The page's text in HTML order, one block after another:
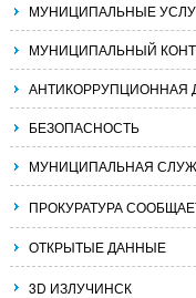
МУНИЦИПАЛЬНЫЕ
МУНИЦИПАЛЬНЫЙ
АНТИКОРРУПЦИОННАЯ
БЕЗОПАСНОСТЬ
МУНИЦИПАЛЬНАЯ
ПРОКУРАТУРА
ОТКРЫТЫЕ ДАННЫЕ
3D ИЗЛУЧИНСК